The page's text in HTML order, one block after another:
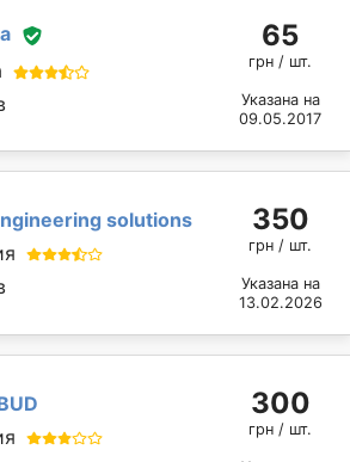
65
грн / шт.
Указана на
09.05.2017
solutions
350
грн / шт.
Указана на
13.02.2026
300
грн / шт.